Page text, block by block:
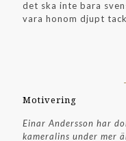
det ska inte bara
vara honom djupt
Motivering
Einar Andersson har
kameralins under mer